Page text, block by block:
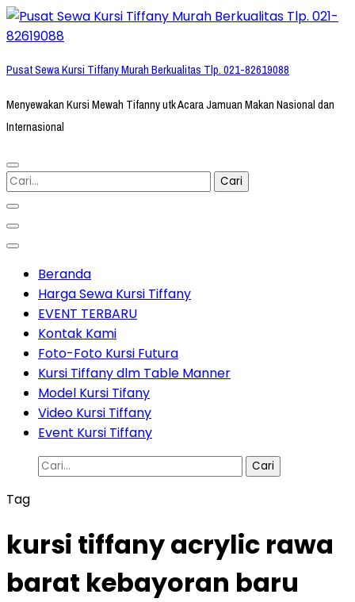
Lompat
ke
(Tekan
Pusat Sewa Kursi Tiffany Murah Berkualitas Tlp. 021-82619088
Menyewakan Kursi Mewah Tifanny utk Acara Jamuan Makan Nasional dan
Internasional
Cari
untuk:
Beranda
Harga Sewa Kursi Tiffany
EVENT TERBARU
Kontak Kami
Foto-Foto Kursi Futura
Kursi Tiffany dlm Table Manner
Model Kursi Tifany
Video Kursi Tiffany
Event Kursi Tiffany
Cari
Tag
kursi tiffany acrylic rawa
barat kebayoran baru